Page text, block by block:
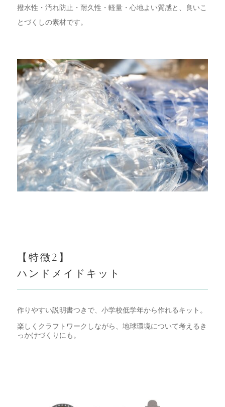
撥水性・汚れ防止・耐久性・軽量・心地よい質感と、良いこ
とづくしの素材です。
【特徴 2 】
ハンドメイドキット
作りやすい説明書つきで、小学校低学年から作れるキット。
楽しくクラフトワークしながら、地球環境について考えるき
っかけづくりにも。